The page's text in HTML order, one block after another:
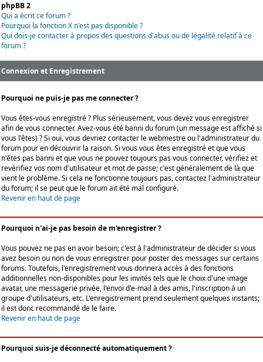
phpBB 2
Qui a écrit ce forum ?
Pourquoi la fonction X n'est pas disponible ?
Qui dois-je contacter à propos des questions d'abus ou de légalité relatif à ce
forum ?
Connexion et Enregistrement
Pourquoi ne puis-je pas me connecter ?
Vous êtes-vous enregistré ? Plus sérieusement, vous devez vous enregistrer
afin de vous connecter. Avez-vous été banni du forum (un message est affiché si
vous l'êtes) ? Si oui, vous devriez contacter le webmestre ou l'administrateur du
forum pour en découvrir la raison. Si vous vous êtes enregistré et que vous
n'êtes pas banni et que vous ne pouvez toujours pas vous connecter, vérifiez et
revérifiez vos nom d'utilisateur et mot de passe; c'est généralement de là que
vient le problème. Si cela ne fonctionne toujours pas, contactez l'administrateur
du forum; il se peut que le forum ait été mal configuré.
Revenir en haut de page
Pourquoi n'ai-je pas besoin de m'enregistrer ?
Vous pouvez ne pas en avoir besoin; c'est à l'administrateur de décider si vous
avez besoin ou non de vous enregistrer pour poster des messages sur certains
forums. Toutefois, l'enregistrement vous donnera accès à des fonctions
additionnelles non-disponibles pour les invités tels que le choix d'une image
avatar, une messagerie privée, l'envoi d'e-mail à des amis, l'inscription à un
groupe d'utilisateurs, etc. L'enregistrement prend seulement quelques instants;
il est donc recommandé de le faire.
Revenir en haut de page
Pourquoi suis-je déconnecté automatiquement ?